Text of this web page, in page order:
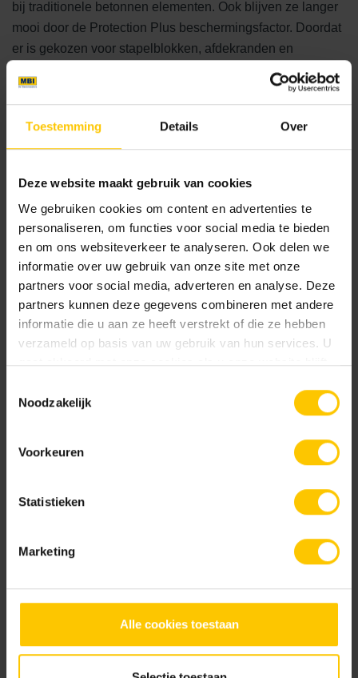
Toestemming Details Over
Deze website maakt gebruik van cookies
We gebruiken cookies om content en advertenties te
personaliseren, om functies voor social media te bieden
en om ons websiteverkeer te analyseren. Ook delen we
informatie over uw gebruik van onze site met onze
partners voor social media, adverteren en analyse. Deze
partners kunnen deze gegevens combineren met andere
informatie die u aan ze heeft verstrekt of die ze hebben
verzameld op basis van uw gebruik van hun services. U
gaat akkoord met onze cookies als u onze website blijft
Noodzakelijk
Voorkeuren
Statistieken
Marketing
Alle cookies toestaan
bij traditionele betonnen elementen. Ook blijven ze langer
mooi door de Protection Plus beschermingsfactor. Doordat
er is gekozen voor stapelblokken, afdekranden en
traptreden in één neutrale kleur, heeft de haven een rustige
uitstraling.
Advies Inwinnen
adviseurs denken graag mee! Vraag een adviesgesprek
aan met één van onze adviseurs via
adviesteam@mbi.nl
Realisatie
2017
Plaats
De Heen
Opdrachtgever
Bedrijfsnaam *
Contactpersoon *